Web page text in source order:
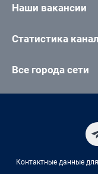
Наши вакансии
Статистика
Все города сети
Контактные данные